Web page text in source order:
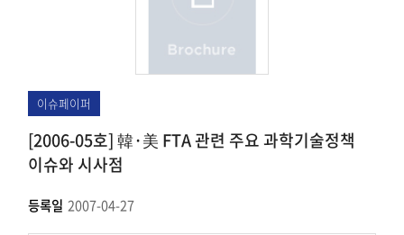
이슈페이퍼
[2006-05호] 韓·美 FTA 관련 주요 과학기술정책
이슈와 시사점
등록일 2007-04-27